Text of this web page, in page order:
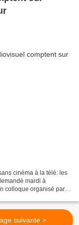
cinéma à la télé: les
mardi à
colloque organisé par
suivante >